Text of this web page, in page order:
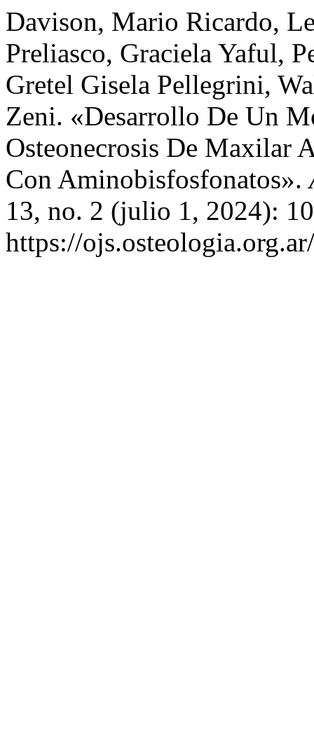
Davison, Mario Ricardo,
Preliasco, Graciela Yaful,
Gretel Gisela Pellegrini,
Zeni. «Desarrollo De Un
Osteonecrosis De Maxilar
Con Aminobisfosfonatos».
13, no. 2 (julio 1, 2024):
https://